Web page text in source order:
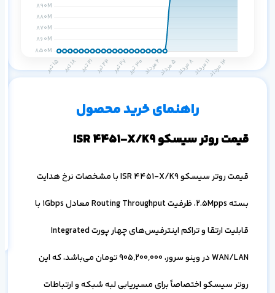
راهنمای خرید محصول
قیمت روتر سیسکو ISR 4451-X/K9
قیمت روتر سیسکو ISR 4451-X/K9 با مشخصات نرخ هدایت
بسته 2.5Mpps، ظرفیت Routing Throughput معادل 1Gbps با
قابلیت ارتقا و تراکم اینترفیس‌های چهار پورت Integrated
WAN/LAN در وینو سرور،
905,200,000تومان می‌باشد، که این
روتر سیسکو اختصاصاً برای مسیریابی لبه شبکه و ارتباطات